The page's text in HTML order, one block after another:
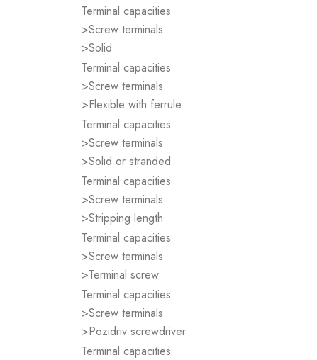
Terminal capacities
>Screw terminals
>Solid
Terminal capacities
>Screw terminals
>Flexible with ferrule
Terminal capacities
>Screw terminals
>Solid or stranded
Terminal capacities
>Screw terminals
>Stripping length
Terminal capacities
>Screw terminals
>Terminal screw
Terminal capacities
>Screw terminals
>Pozidriv screwdriver
Terminal capacities